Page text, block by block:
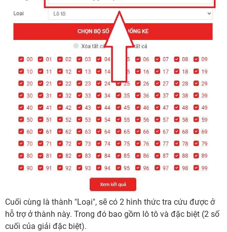
Cuối cùng là thành "Loại", sẽ có 2 hình thức tra cứu được ở
hỗ trợ ở thành này. Trong đó bao gồm lô tô và đặc biệt (2 số
cuối của giải đặc biệt).